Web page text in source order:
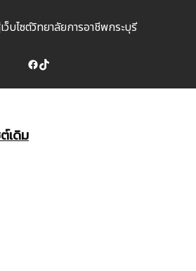
บไซต์วิทยาลัยการอาชีพกระบุรี
Facebook TikTok
เดิม